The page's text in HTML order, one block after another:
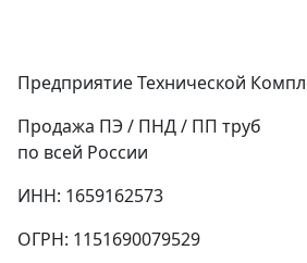
Предприятие Технической
Продажа ПЭ / ПНД / ПП труб
по всей России
ИНН: 1659162573
ОГРН: 1151690079529